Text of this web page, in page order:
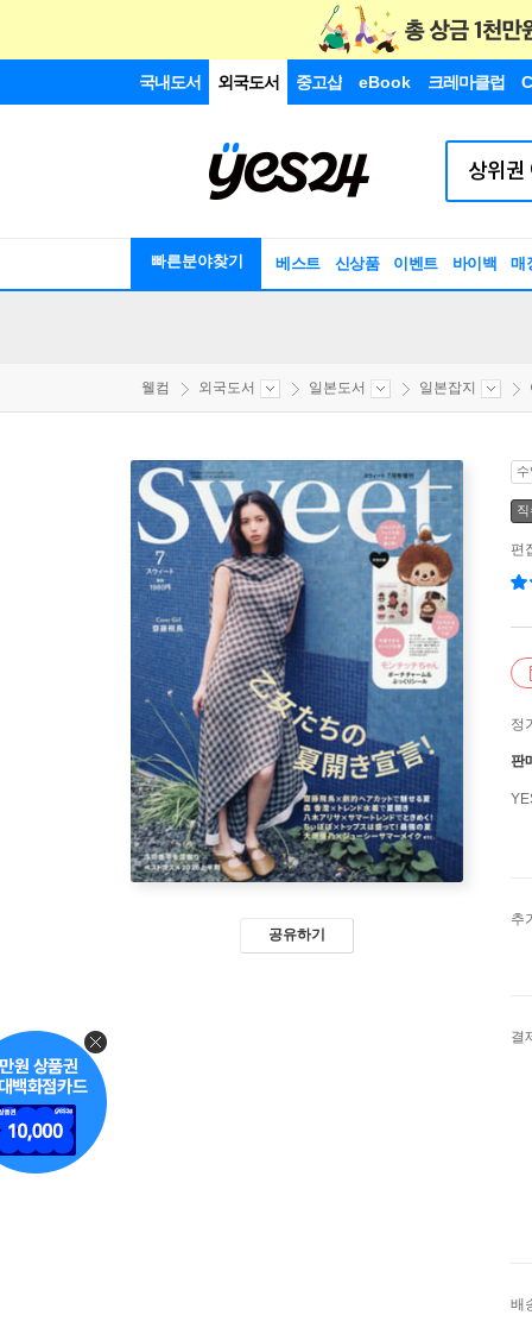
국내도서 외국도서 중고샵 eBook 크레마클럽
빠른분야찾기 베스트 신상품 이벤트 바이백 매
웰컴 외국도서 일본도서 일본잡지
공유하기
편
정
판
추
결
배